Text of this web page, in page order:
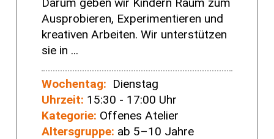
Ausprobieren, Experimentieren und
kreativen Arbeiten. Wir unterstützen
sie in ...
Wochentag: Dienstag
Uhrzeit: 15:30 - 17:00 Uhr
Kategorie: Offenes Atelier
Altersgruppe: ab 5–10 Jahre